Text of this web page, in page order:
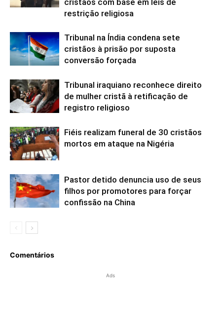
restrição religiosa
Tribunal na Índia condena sete
cristãos à prisão por suposta
conversão forçada
Tribunal iraquiano reconhece direito
de mulher cristã à retificação de
registro religioso
Fiéis realizam funeral de 30 cristãos
mortos em ataque na Nigéria
Pastor detido denuncia uso de seus
filhos por promotores para forçar
confissão na China
Comentários
Ads